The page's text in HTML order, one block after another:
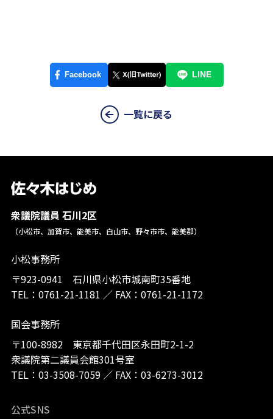
一覧に戻る
衆議院議員 石川2区
（小松市、加賀市、能美市、白山市、野々市市、能美郡）
小松事務所
〒923-0941 石川県小松市城南町35番地
TEL： 0761-21-1181 ／ FAX：0761-21-1172
国会事務所
〒100-8982 東京都千代田区永田町2-1-2
衆議院第二議員会館301号室
TEL： 03-3508-7059／ FAX：03-6273-3012
公式SNS